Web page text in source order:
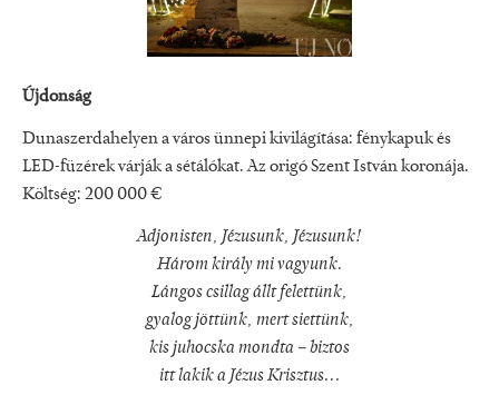
Újdonság
Dunaszerdahelyen a város ünnepi kivilágítása: fénykapuk és
LED-füzérek várják a sétálókat. Az origó Szent István koronája.
Költség: 200 000 €
Adjonisten, Jézusunk, Jézusunk!
Három király mi vagyunk.
Lángos csillag állt felettünk,
gyalog jöttünk, mert siettünk,
kis juhocska mondta – biztos
itt lakik a Jézus Krisztus...